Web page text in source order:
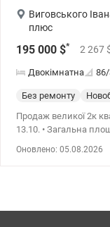
Виговського
плюс
195 000 $* 2 267
Двокімнатна
Без ремонту
Продаж великої 2к
13.10. • Загальна
засклена лоджія
Територія комплексу
Оновлено: 05.08.2026